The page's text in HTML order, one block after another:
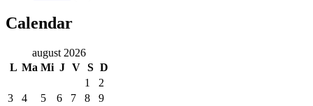
Calendar
august 2026
L Ma Mi J V S D
1
2
3
4 5 6 7 8
9